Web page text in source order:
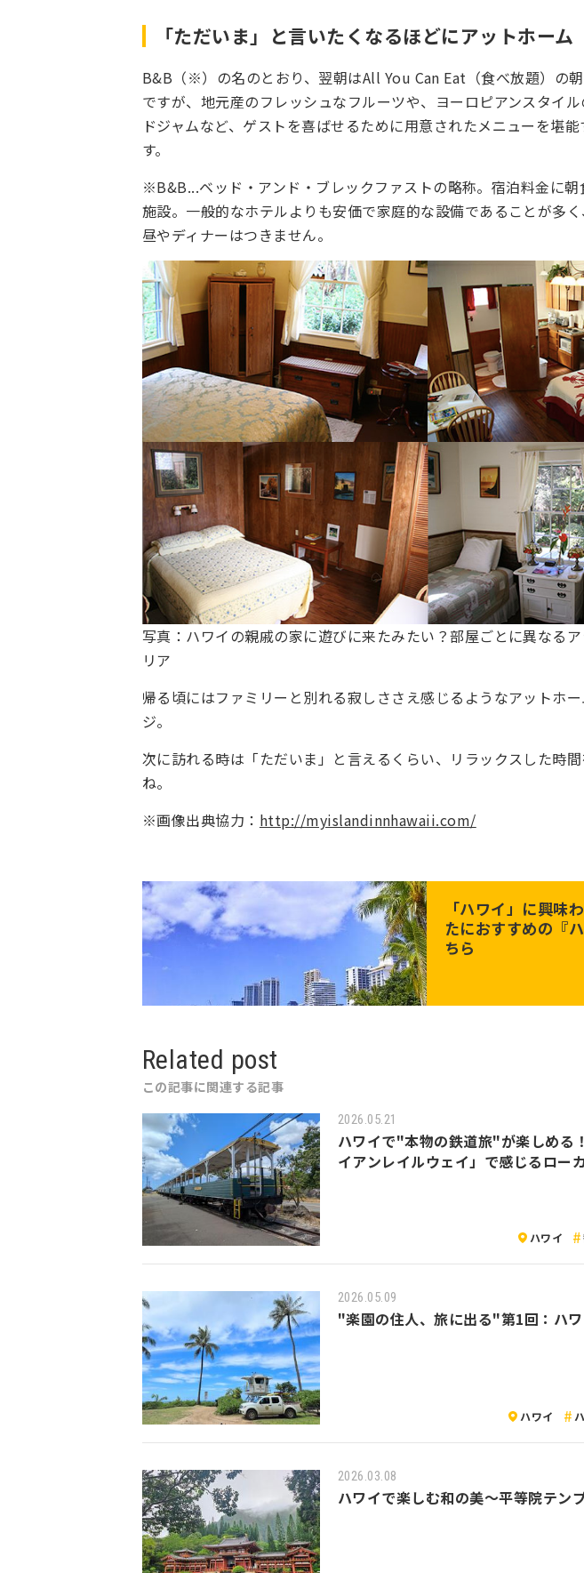
「ただいま」と言いたくなるほどにアットホーム
B&B（※）の名のとおり、翌朝はAll You Can Eat（食べ放題）の
ですが、地元産のフレッシュなフルーツや、ヨーロピアンスタイ
ドジャムなど、ゲストを喜ばせるために用意されたメニューを堪
す。
※B&B...ベッド・アンド・ブレックファストの略称。宿泊料金に
施設。一般的なホテルよりも安価で家庭的な設備であることが多
昼やディナーはつきません。
写真：ハワイの親戚の家に遊びに来たみたい？部屋ごとに異なる
リア
帰る頃にはファミリーと別れる寂しささえ感じるようなアットホ
ジ。
次に訪れる時は「ただいま」と言えるくらい、リラックスした時
ね。
※画像出典協力： http://myislandinnhawaii.com/
「ハワイ 」に興味
たにおすすめの『
ちら
Related post
この記事に関連する記事
2026.05.21
ハワイで"本物の鉄道旅"が楽しめる
イアンレイルウェイ」で感じるロー
ハワイ
2026.05.09
"楽園の住人、旅に出る"第1回：ハ
ハワイ
2026.03.08
ハワイで楽しむ和の美〜平等院テン